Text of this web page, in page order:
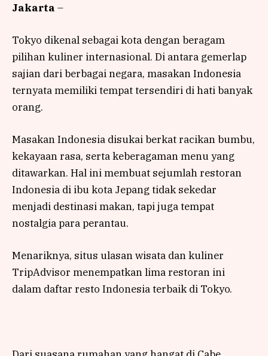
Jakarta –
Tokyo dikenal sebagai kota dengan beragam
pilihan kuliner internasional. Di antara gemerlap
sajian dari berbagai negara, masakan Indonesia
ternyata memiliki tempat tersendiri di hati banyak
orang.
Masakan Indonesia disukai berkat racikan bumbu,
kekayaan rasa, serta keberagaman menu yang
ditawarkan. Hal ini membuat sejumlah restoran
Indonesia di ibu kota Jepang tidak sekedar
menjadi destinasi makan, tapi juga tempat
nostalgia para perantau.
Menariknya, situs ulasan wisata dan kuliner
TripAdvisor menempatkan lima restoran ini
dalam daftar resto Indonesia terbaik di Tokyo.